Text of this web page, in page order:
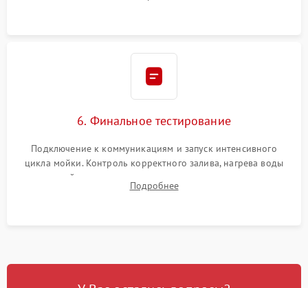
6. Финальное тестирование
Подключение к коммуникациям и запуск интенсивного
цикла мойки. Контроль корректного залива, нагрева воды
до нужной температуры, отсутствия посторонних шумов,
штатного слива и абсолютной сухости в поддоне.
Подробнее